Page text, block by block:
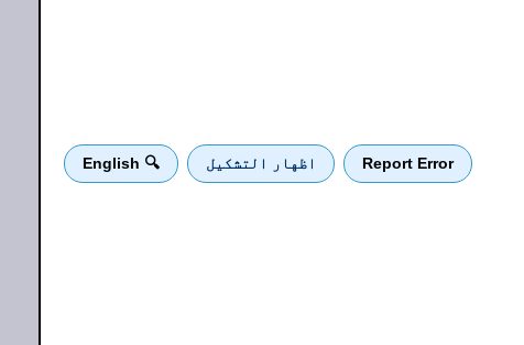
Report Error اظهار التشكيل 🔍 English